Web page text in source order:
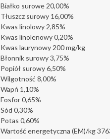
Białko surowe 20,00%
Tłuszcz surowy 16,00%
Kwas linolowy 2,85%
Kwas linolenowy 0,20%
Kwas laurynowy 200 mg/kg
Błonnik surowy 3,75%
Popiół surowy 6,50%
Wilgotność 8,00%
Wapń 1,10%
Fosfor 0,65%
Sód 0,30%
Potas 0,60%
Wartość energetyczna (EM)/kg